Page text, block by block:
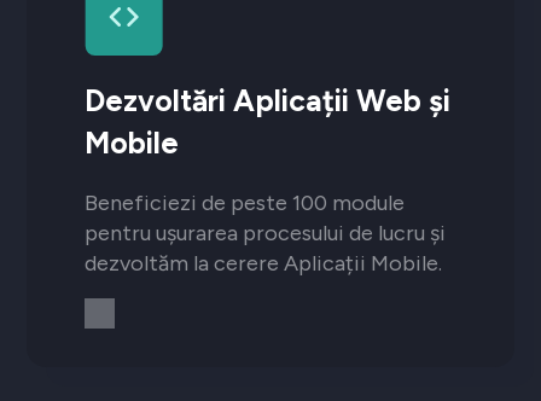
Dezvoltări Aplicații Web și
Mobile
Beneficiezi de peste 100 module
pentru ușurarea procesului de lucru și
dezvoltăm la cerere Aplicații Mobile.